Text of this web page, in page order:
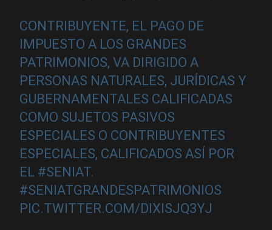
CONTRIBUYENTE, EL PAGO DE
IMPUESTO A LOS GRANDES
PATRIMONIOS, VA DIRIGIDO A
PERSONAS NATURALES, JURÍDICAS Y
GUBERNAMENTALES CALIFICADAS
COMO SUJETOS PASIVOS
ESPECIALES O CONTRIBUYENTES
ESPECIALES, CALIFICADOS ASÍ POR
EL #SENIAT.
#SENIATGRANDESPATRIMONIOS
PIC.TWITTER.COM/DIXISJQ3YJ